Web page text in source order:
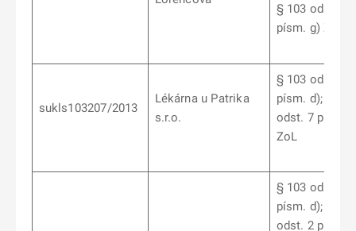
§ 103 odst. 10
písm. g) ZoL
sukls103207/2013
Lékárna u Patrika
s.r.o.
§ 103 odst. 6
písm. d); § 103
odst. 7 písm.
ZoL
§ 103 odst. 6
písm. d); § 105
odst. 2 písm.